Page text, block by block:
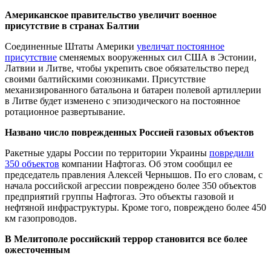
Американское правительство увеличит военное
присутствие в странах Балтии
Соединенные Штаты Америки увеличат постоянное
присутствие сменяемых вооруженных сил США в Эстонии,
Латвии и Литве, чтобы укрепить свое обязательство перед
своими балтийскими союзниками. Присутствие
механизированного батальона и батареи полевой артиллерии
в Литве будет изменено с эпизодического на постоянное
ротационное развертывание.
Названо число поврежденных Россией газовых объектов
Ракетные удары России по территории Украины повредили
350 объектов компании Нафтогаз. Об этом сообщил ее
председатель правления Алексей Чернышов. По его словам, с
начала российской агрессии повреждено более 350 объектов
предприятий группы Нафтогаз. Это объекты газовой и
нефтяной инфраструктуры. Кроме того, повреждено более 450
км газопроводов.
В Мелитополе российский террор становится все более
ожесточенным